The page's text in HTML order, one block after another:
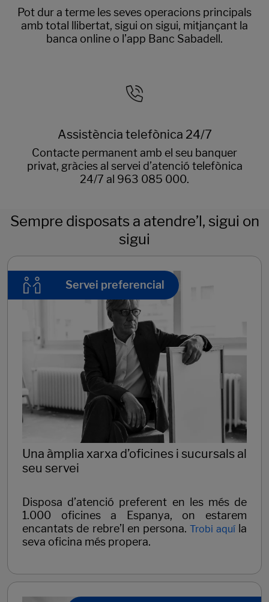
Pot dur a terme les seves operacions principals
amb total llibertat, sigui on sigui, mitjançant la
banca online o l’app Banc Sabadell.
Assistència telefònica 24/7
Contacte permanent amb el seu banquer
privat, gràcies al servei d’atenció telefònica
24/7 al 963 085 000.
Sempre disposats a atendre’l, sigui on
sigui
Servei preferencial
Una àmplia xarxa d’oficines i sucursals al
seu servei
Disposa d’atenció preferent en les més de
1.000 oficines a Espanya, on estarem
encantats de rebre’l en persona.Trobi aquíla
seva oficina més propera.